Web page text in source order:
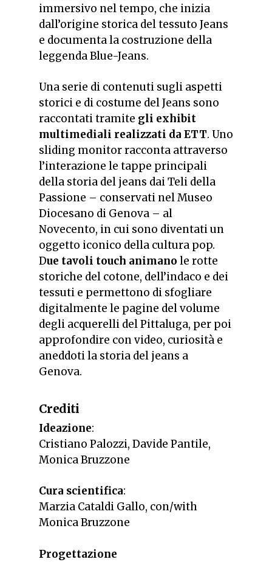
immersivo nel tempo, che inizia
dall’origine storica del tessuto Jeans
e documenta la costruzione della
leggenda Blue-Jeans.
Una serie di contenuti sugli aspetti
storici e di costume del Jeans sono
raccontati tramite gli exhibit
multimediali realizzati da ETT. Uno
sliding monitor racconta attraverso
l’interazione le tappe principali
della storia del jeans dai Teli della
Passione – conservati nel Museo
Diocesano di Genova – al
Novecento, in cui sono diventati un
oggetto iconico della cultura pop.
Due tavoli touch animano le rotte
storiche del cotone, dell’indaco e dei
tessuti e permettono di sfogliare
digitalmente le pagine del volume
degli acquerelli del Pittaluga, per poi
approfondire con video, curiosità e
aneddoti la storia del jeans a
Genova.
Crediti
Ideazione:
Cristiano Palozzi, Davide Pantile,
Monica Bruzzone
Cura scientifica:
Marzia Cataldi Gallo, con/with
Monica Bruzzone
Progettazione